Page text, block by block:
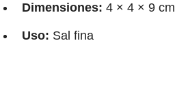
Dimensiones: 4 × 4 × 9 cm
Uso: Sal fina